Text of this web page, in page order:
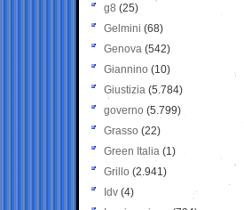
g8 (25)
Gelmini (68)
Genova (542)
Giannino (10)
Giustizia (5.784)
governo (5.799)
Grasso (22)
Green Italia (1)
Grillo (2.941)
Idv (4)